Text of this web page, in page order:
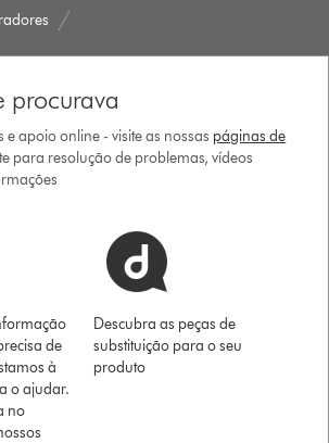
procurava
e apoio online - visite as nossas páginas de
para resolução de problemas, vídeos
de
à
o ajudar.
no
Descubra as peças de
substituição para o seu
produto